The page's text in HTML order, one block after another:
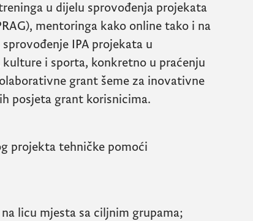
u dijelu sprovođenja projekata
mentoringa kako online tako i na
IPA projekata u
i sporta, konkretno u praćenju
grant šeme za inovativne
posjeta grant korisnicima.
projekta tehničke pomoći
licu mjesta sa ciljnim grupama;